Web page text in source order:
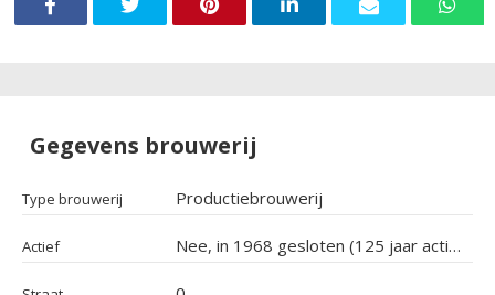
Gegevens brouwerij
Type brouwerij Productiebrouwerij
Actief Nee, in 1968 gesloten (125 jaar actief geweest)